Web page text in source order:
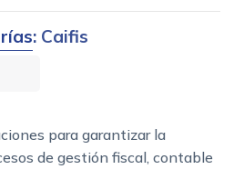
: Caifis
para garantizar la
de gestión fiscal, contable